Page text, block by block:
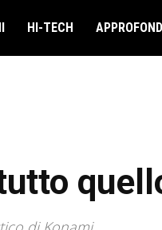
HI-TECH